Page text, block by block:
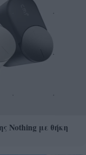
Nothing με θήκη